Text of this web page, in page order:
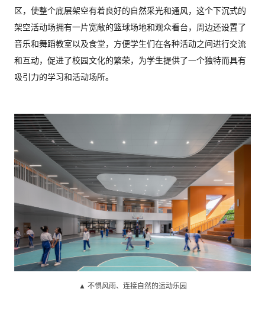
区，使整个底层架空有着良好的自然采光和通风，这个下沉式的
架空活动场拥有一片宽敞的篮球场地和观众看台，周边还设置了
音乐和舞蹈教室以及食堂，方便学生们在各种活动之间进行交流
和互动，促进了校园文化的繁荣，为学生提供了一个独特而具有
吸引力的学习和活动场所。
▲ 不惧风雨、连接自然的运动乐园